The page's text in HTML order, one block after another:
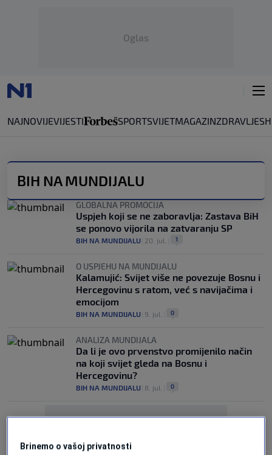
Oglas
NAJNOVIJEVIJESTI SPORTSVIJETMAGAZINZDRAVLJE
BIH NA MUNDIJALU
GLOBALNA PROMOCIJA
Uspjeh koji se ne zaboravlja: Zastava BiH
se ponovo vijorila na zatvaranju SP
BIH NA MUNDIJALU 20. jul. 1
O USPJEHU NA MUNDIJALU
Kalamujić: Svijet više ne povezuje Bosnu i
Hercegovinu s ratom, već s navijačima i
emocijom
BIH NA MUNDIJALU 9. jul. 0
ANALIZA MUNDIJALA
Da li je ovo prvenstvo promijenilo način
na koji svijet gleda na Bosnu i
Hercegovinu?
BIH NA MUNDIJALU 8. jul. 0
Brinemo o vašoj privatnosti